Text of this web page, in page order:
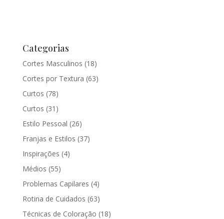
Categorias
Cortes Masculinos (18)
Cortes por Textura (63)
Curtos (78)
Curtos (31)
Estilo Pessoal (26)
Franjas e Estilos (37)
Inspirações (4)
Médios (55)
Problemas Capilares (4)
Rotina de Cuidados (63)
Técnicas de Coloração (18)